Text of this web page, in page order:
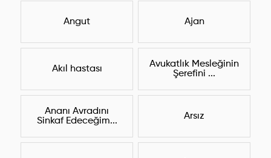
Angut Ajan
Akıl hastası
Avukatlık Mesleğinin
Şerefini ...
Ananı Avradını
Sinkaf Edeceğim...
Arsız